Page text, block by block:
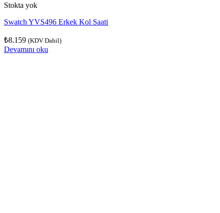
Stokta yok
Swatch YVS496 Erkek Kol Saati
₺8.159 (KDV Dahil)
Devamını oku